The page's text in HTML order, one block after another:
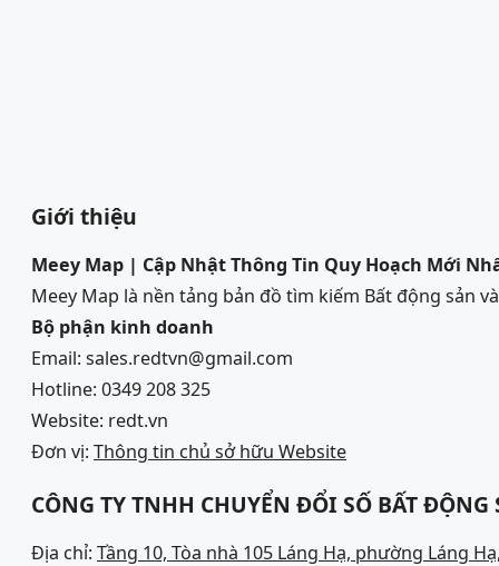
Giới thiệu
Meey Map | Cập Nhật Thông Tin Quy Hoạch Mới
Meey Map là nền tảng bản đồ tìm kiếm Bất động sản
Bộ phận kinh doanh
Email: sales.redtvn@gmail.com
Hotline: 0349 208 325
Website: redt.vn
Đơn vị: Thông tin chủ sở hữu Website
CÔNG TY TNHH CHUYỂN ĐỔI SỐ BẤT ĐỘNG
Địa chỉ: Tầng 10, Tòa nhà 105 Láng Hạ, phường Láng